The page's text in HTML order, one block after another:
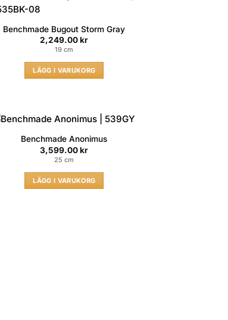
Benchmade Bugout Storm Gray
2,249.00kr
19 cm
LÄGG I VARUKORG
Benchmade Anonimus
3,599.00kr
25 cm
LÄGG I VARUKORG